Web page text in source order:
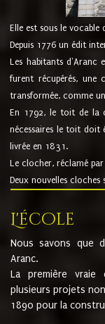
Elle est sous le vocable
Depuis 1776 un édit
Les habitants d'Aranc
furent récupérés, une
transformée, comme
En 1792, le toit de la
nécessaires le toit doit
livrée en 1831.
Le clocher, réclamé
Deux nouvelles cloches
L'école
Nous savons que
Aranc.
La première
plusieurs projets
1890 pour la